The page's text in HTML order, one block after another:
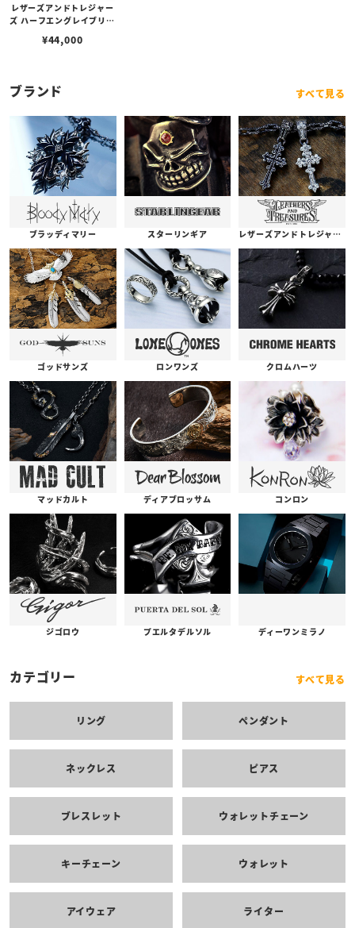
レザーズアンドトレジャー
ズ ハーフエングレイブリン
8cm
¥44,000
ブランド すべて見る
ブラッディマリー スターリンギア レザーズアンドトレジャーズ
ゴッドサンズ ロンワンズ クロムハーツ
マッドカルト ディアブロッサム コンロン
ジゴロウ プエルタデルソル ディーワンミラノ
カテゴリー すべて見る
リング ペンダント
ネックレス ピアス
ブレスレット ウォレットチェーン
キーチェーン ウォレット
アイウェア ライター